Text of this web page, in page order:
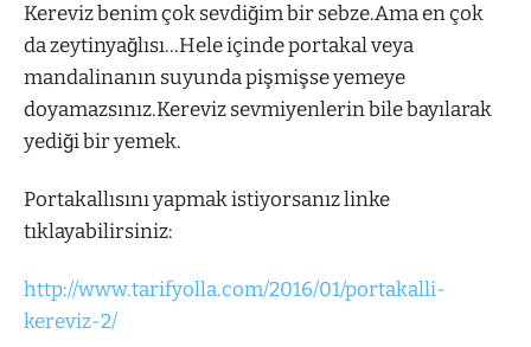
Kereviz benim çok sevdiğim bir sebze.Ama en çok
da zeytinyağlısı…Hele içinde portakal veya
mandalinanın suyunda pişmişse yemeye
doyamazsınız.Kereviz sevmiyenlerin bile bayılarak
yediği bir yemek.
Portakallısını yapmak istiyorsanız linke
tıklayabilirsiniz:
http://www.tarifyolla.com/2016/01/portakalli-
kereviz-2/